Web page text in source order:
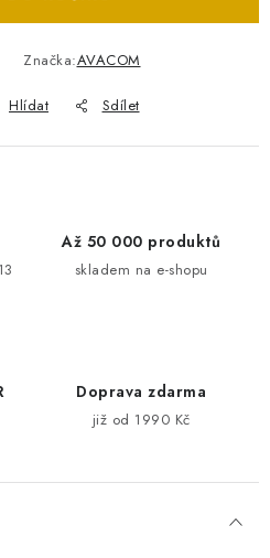
Značka:AVACOM
Hlídat Sdílet
Až 50 000 produktů
skladem na e-shopu
Doprava zdarma
již od 1990 Kč